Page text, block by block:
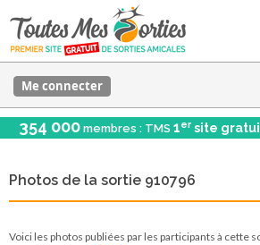
Me connecter
354 000 membres : TMS 1er site
Photos de la sortie 910796
Voici les photos publiées par les participants à cette